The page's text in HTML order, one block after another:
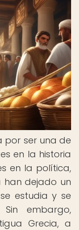
por ser una de
en la historia
en la política,
han dejado un
estudia y se
embargo,
Grecia, a